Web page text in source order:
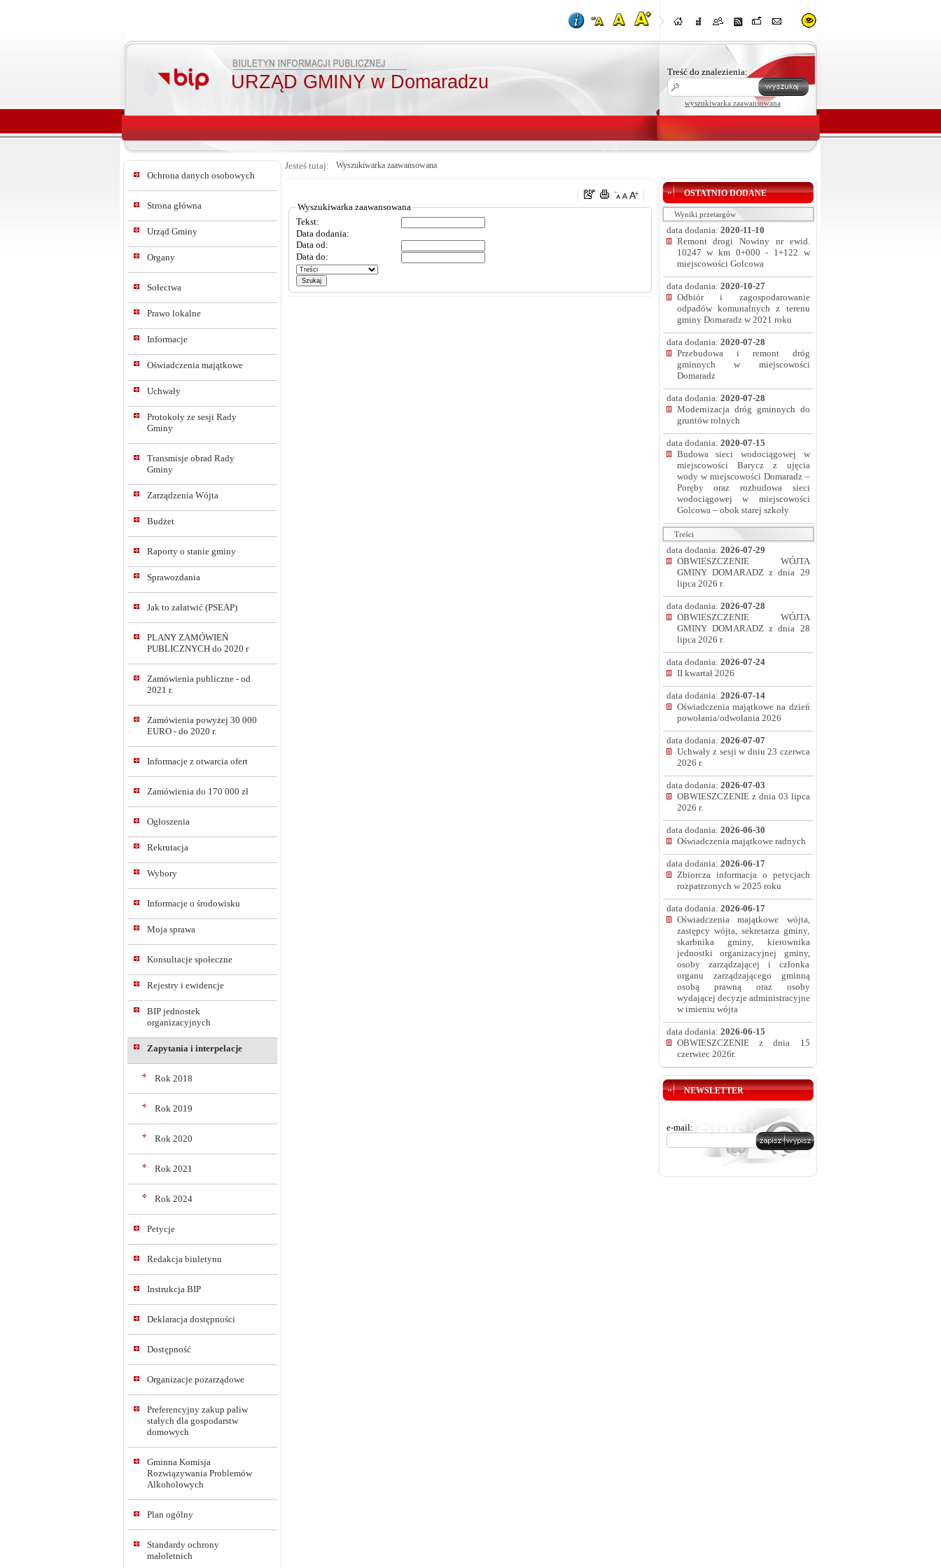
URZĄD GMINY w Domaradzu Treść do znalezienia:
wyszukiwarka zaawansowana
Ochrona danych osobowych
Strona główna
Urząd Gminy
Organy
Sołectwa
Prawo lokalne
Informacje
Oświadczenia majątkowe
Uchwały
Protokoły ze sesji Rady
Gminy
Transmisje obrad Rady
Gminy
Zarządzenia Wójta
Budżet
Raporty o stanie gminy
Sprawozdania
Jak to załatwić (PSEAP)
PLANY ZAMÓWIEŃ
PUBLICZNYCH do 2020 r
Zamówienia publiczne - od
2021 r.
Zamówienia powyżej 30 000
EURO - do 2020 r.
Informacje z otwarcia ofert
Zamówienia do 170 000 zł
Ogłoszenia
Rekrutacja
Wybory
Informacje o środowisku
Moja sprawa
Konsultacje społeczne
Rejestry i ewidencje
BIP jednostek
organizacyjnych
Zapytania i interpelacje
Rok 2018
Rok 2019
Rok 2020
Rok 2021
Rok 2024
Petycje
Redakcja biuletynu
Instrukcja BIP
Deklaracja dostępności
Dostępność
Organizacje pozarządowe
Preferencyjny zakup paliw
stałych dla gospodarstw
domowych
Gminna Komisja
Rozwiązywania Problemów
Alkoholowych
Plan ogólny
Standardy ochrony
małoletnich
Jesteś tutaj: Wyszukiwarka zaawansowana
Wyszukiwarka zaawansowana
Tekst:
Data dodania:
Data od:
Data do:
OSTATNIO DODANE
Wyniki przetargów
data dodania: 2020-11-10
Remont drogi Nowiny nr ewid.
10247 w km 0+000 - 1+122 w
miejscowości Golcowa
data dodania: 2020-10-27
Odbiór i zagospodarowanie
odpadów komunalnych z terenu
gminy Domaradz w 2021 roku
data dodania: 2020-07-28
Przebudowa i remont dróg
gminnych w miejscowości
Domaradz
data dodania: 2020-07-28
Modernizacja dróg gminnych do
gruntów rolnych
data dodania: 2020-07-15
Budowa sieci wodociągowej w
miejscowości Barycz z ujęcia
wody w miejscowości Domaradz –
Poręby oraz rozbudowa sieci
wodociągowej w miejscowości
Golcowa – obok starej szkoły
Treści
data dodania: 2026-07-29
OBWIESZCZENIE WÓJTA
GMINY DOMARADZ z dnia 29
lipca 2026 r.
data dodania: 2026-07-28
OBWIESZCZENIE WÓJTA
GMINY DOMARADZ z dnia 28
lipca 2026 r.
data dodania: 2026-07-24
II kwartał 2026
data dodania: 2026-07-14
Oświadczenia majątkowe na dzień
powołania/odwołania 2026
data dodania: 2026-07-07
Uchwały z sesji w dniu 23 czerwca
2026 r.
data dodania: 2026-07-03
OBWIESZCZENIE z dnia 03 lipca
2026 r.
data dodania: 2026-06-30
Oświadczenia majątkowe radnych
data dodania: 2026-06-17
Zbiorcza informacja o petycjach
rozpatrzonych w 2025 roku
data dodania: 2026-06-17
Oświadczenia majątkowe wójta,
zastępcy wójta, sekretarza gminy,
skarbnika gminy, kierownika
jednostki organizacyjnej gminy,
osoby zarządzającej i członka
organu zarządzającego gminną
osobą prawną oraz osoby
wydającej decyzje administracyjne
w imieniu wójta
data dodania: 2026-06-15
OBWIESZCZENIE z dnia 15
czerwiec 2026r.
NEWSLETTER
e-mail: